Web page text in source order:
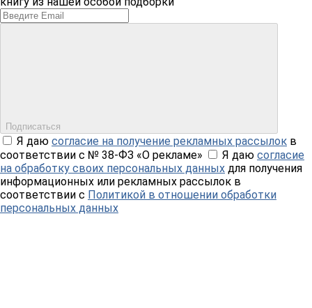
Подписаться
Я даю согласие на получение рекламных рассылок в
соответствии с № 38-ФЗ «О рекламе»
Я даю согласие
на обработку своих персональных данных для получения
информационных или рекламных рассылок в
соответствии с Политикой в отношении обработки
персональных данных